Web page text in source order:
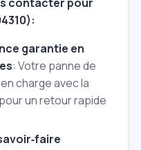
garantie en
: Votre panne de
charge avec la
un retour rapide